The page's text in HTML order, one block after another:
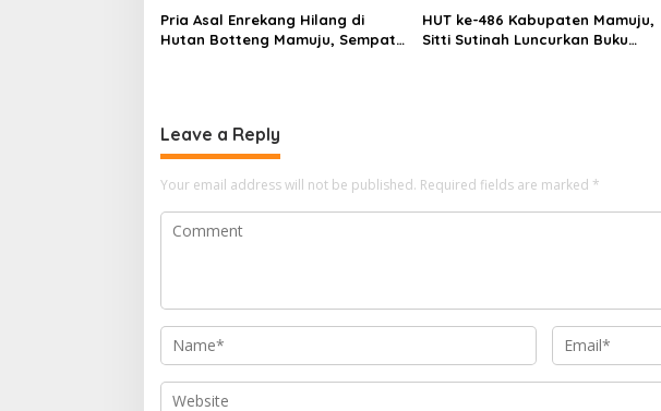
n
Pria Asal Enrekang Hilang di
Hutan Botteng Mamuju, Sempat
HUT ke-486 Kabupaten Mamuju,
Sitti Sutinah Luncurkan Buku
Leave a Reply
Your email address will not be published. Required fields are marked *